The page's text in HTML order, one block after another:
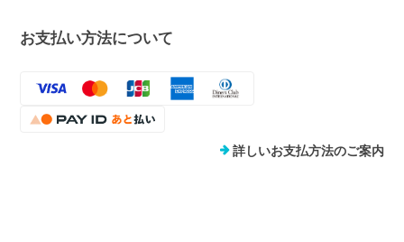
お支払い方法について
詳しいお支払方法のご案内